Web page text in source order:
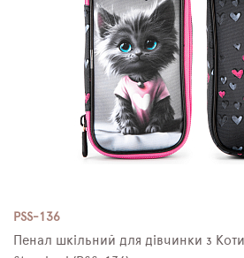
PSS-136
Пенал шкільний для дівчинки з